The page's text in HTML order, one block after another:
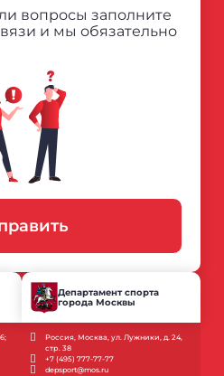
вопросы заполните
и мы обязательно
Департамент спорта
города Москвы
Россия, Москва, ул. Лужники, д. 24,
стр. 38
+7 (495) 777-77-77
depsport@mos.ru